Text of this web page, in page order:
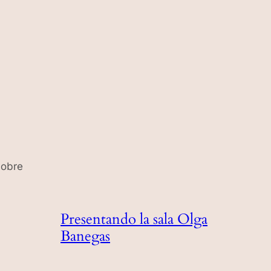
Presentando la sala Olga
Banegas